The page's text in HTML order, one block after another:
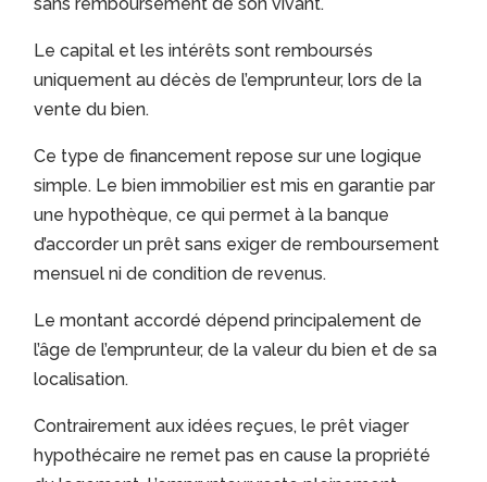
Le capital et les intérêts sont remboursés
uniquement au décès de l’emprunteur, lors de la
vente du bien.
Ce type de financement repose sur une logique
simple. Le bien immobilier est mis en garantie par
une hypothèque, ce qui permet à la banque
d’accorder un prêt sans exiger de remboursement
mensuel ni de condition de revenus.
Le montant accordé dépend principalement de
l’âge de l’emprunteur, de la valeur du bien et de sa
localisation.
Contrairement aux idées reçues, le prêt viager
hypothécaire ne remet pas en cause la propriété